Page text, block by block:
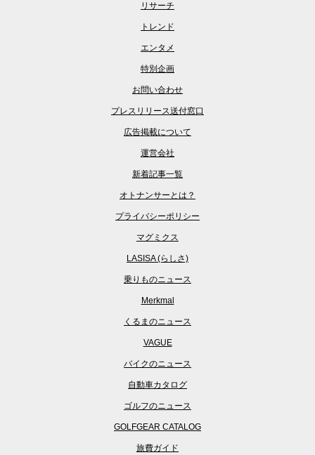
リサーチ
トレンド
エンタメ
特別企画
お問い合わせ
プレスリリース送付窓口
広告掲載について
運営会社
新着記事一覧
オトナンサーとは？
プライバシーポリシー
マグミクス
LASISA (らしさ)
乗りものニュース
Merkmal
くるまのニュース
VAGUE
バイクのニュース
自動車カタログ
ゴルフのニュース
GOLFGEAR CATALOG
旅費ガイド